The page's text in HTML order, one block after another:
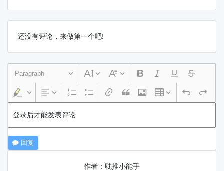
还没有评论，来做第一个吧!
Paragraph
登录后才能发表评论
回复
作者：耽推小能手